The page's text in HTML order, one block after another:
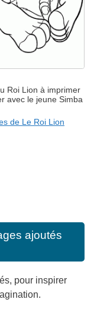
Roi Lion à imprimer
avec le jeune Simba
de Le Roi Lion
ajoutés
pour inspirer